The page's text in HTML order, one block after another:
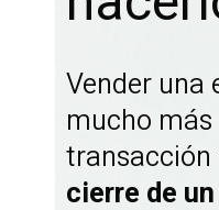
Vender una
mucho más
transacción
cierre de